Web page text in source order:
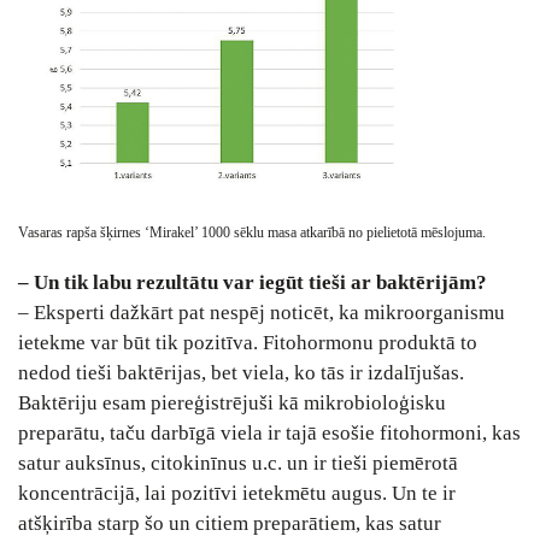
Vasaras rapša šķirnes ‘Mirakel’ 1000 sēklu masa atkarībā no pielietotā mēslojuma.
– Un tik labu rezultātu var iegūt tieši ar baktērijām?
– Eksperti dažkārt pat nespēj noticēt, ka mikroorganismu
ietekme var būt tik pozitīva. Fitohormonu produktā to
nedod tieši baktērijas, bet viela, ko tās ir izdalījušas.
Baktēriju esam piereģistrējuši kā mikrobioloģisku
preparātu, taču darbīgā viela ir tajā esošie fitohormoni, kas
satur auksīnus, citokinīnus u.c. un ir tieši piemērotā
koncentrācijā, lai pozitīvi ietekmētu augus. Un te ir
atšķirība starp šo un citiem preparātiem, kas satur